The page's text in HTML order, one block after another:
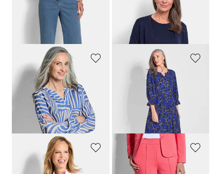
119,95 €
Cardigan en pure laine Mérinos
109,95 €
+ 2
GOLDNER
Blouse légère en pure viscose
59,95 €69,95 € 139,95 €
Meilleur prix sur 30 jours** : 99,95 €
GOLDNER